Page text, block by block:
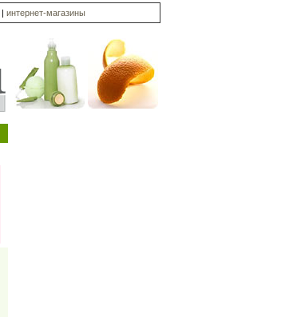
| интернет-магазины